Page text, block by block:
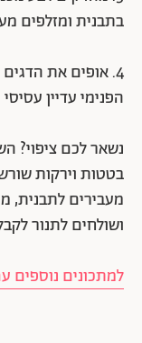
בתבנית ומזלפים
הפנימי עדיין
נשאר לכם ציפוי?
בטטות וירקות
מעבירים לתבנית,
ושולחים לתנור
למתכונים נוספים